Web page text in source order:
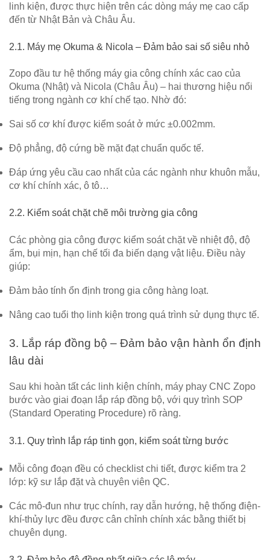
linh kiện, được thực hiện trên các dòng máy mẹ cao cấp
đến từ Nhật Bản và Châu Âu.
2.1. Máy mẹ Okuma & Nicola – Đảm bảo sai số siêu nhỏ
Zopo đầu tư hệ thống máy gia công chính xác cao của
Okuma (Nhật) và Nicola (Châu Âu) – hai thương hiệu nổi
tiếng trong ngành cơ khí chế tạo. Nhờ đó:
Sai số cơ khí được kiểm soát ở mức ±0.002mm.
Độ phẳng, độ cứng bề mặt đạt chuẩn quốc tế.
Đáp ứng yêu cầu cao nhất của các ngành như khuôn mẫu,
cơ khí chính xác, ô tô…
2.2. Kiểm soát chặt chẽ môi trường gia công
Các phòng gia công được kiểm soát chặt về nhiệt độ, độ
ẩm, bụi mịn, hạn chế tối đa biến dạng vật liệu. Điều này
giúp:
Đảm bảo tính ổn định trong gia công hàng loạt.
Nâng cao tuổi thọ linh kiện trong quá trình sử dụng thực tế.
3. Lắp ráp đồng bộ – Đảm bảo vận hành ổn định
lâu dài
Sau khi hoàn tất các linh kiện chính, máy phay CNC Zopo
bước vào giai đoạn lắp ráp đồng bộ, với quy trình SOP
(Standard Operating Procedure) rõ ràng.
3.1. Quy trình lắp ráp tinh gọn, kiểm soát từng bước
Mỗi công đoạn đều có checklist chi tiết, được kiểm tra 2
lớp: kỹ sư lắp đặt và chuyên viên QC.
Các mô-đun như trục chính, ray dẫn hướng, hệ thống điện-
khí-thủy lực đều được cân chỉnh chính xác bằng thiết bị
chuyên dụng.